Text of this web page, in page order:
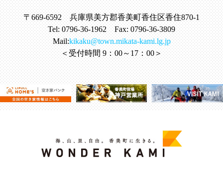
〒669-6592 兵庫県美方郡香美町香住区香住870-1
Tel: 0796-36-1962 Fax: 0796-36-3809
Mail:kikaku@town.mikata-kami.lg.jp
＜受付時間 9：00～17：00＞